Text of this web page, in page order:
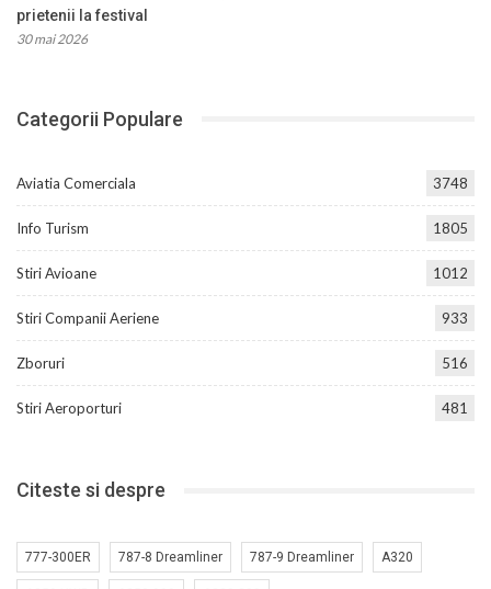
prietenii la festival
30 mai 2026
Categorii Populare
Aviatia Comerciala 3748
Info Turism 1805
Stiri Avioane 1012
Stiri Companii Aeriene 933
Zboruri 516
Stiri Aeroporturi 481
Citeste si despre
777-300ER 787-8 Dreamliner 787-9 Dreamliner A320